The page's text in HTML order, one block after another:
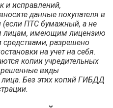
и исправлений,
данные покупателя в
(если ПТС бумажный, а не
лицам, имеющим лицензию
разрешено
на учет на себя.
копии учредительных
виды
Без этих копий ГИБДД